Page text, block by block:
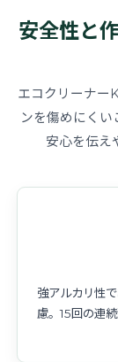
安全性と
エコクリーナー
ンを傷めにくい
安心を伝え
強アルカリ性
慮。15回の連